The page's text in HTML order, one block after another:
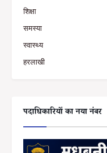
शिक्षा
समस्या
स्वास्थ्य
हरलाखी
पदाधिकारियों का नया नंबर